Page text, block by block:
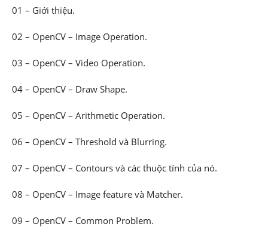
01 – Giới thiệu.
02 – OpenCV – Image Operation.
03 – OpenCV – Video Operation.
04 – OpenCV – Draw Shape.
05 – OpenCV – Arithmetic Operation.
06 – OpenCV – Threshold và Blurring.
07 – OpenCV – Contours và các thuộc tính của nó.
08 – OpenCV – Image feature và Matcher.
09 – OpenCV – Common Problem.